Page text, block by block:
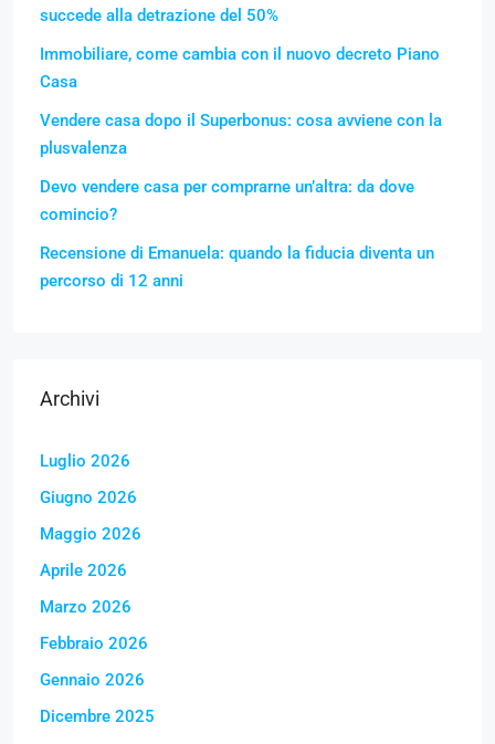
succede alla detrazione del 50%
Immobiliare, come cambia con il nuovo decreto Piano
Casa
Vendere casa dopo il Superbonus: cosa avviene con la
plusvalenza
Devo vendere casa per comprarne un’altra: da dove
comincio?
Recensione di Emanuela: quando la fiducia diventa un
percorso di 12 anni
Archivi
Luglio 2026
Giugno 2026
Maggio 2026
Aprile 2026
Marzo 2026
Febbraio 2026
Gennaio 2026
Dicembre 2025